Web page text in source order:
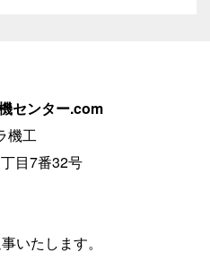
センター.com
機工
目7番32号
いたします。